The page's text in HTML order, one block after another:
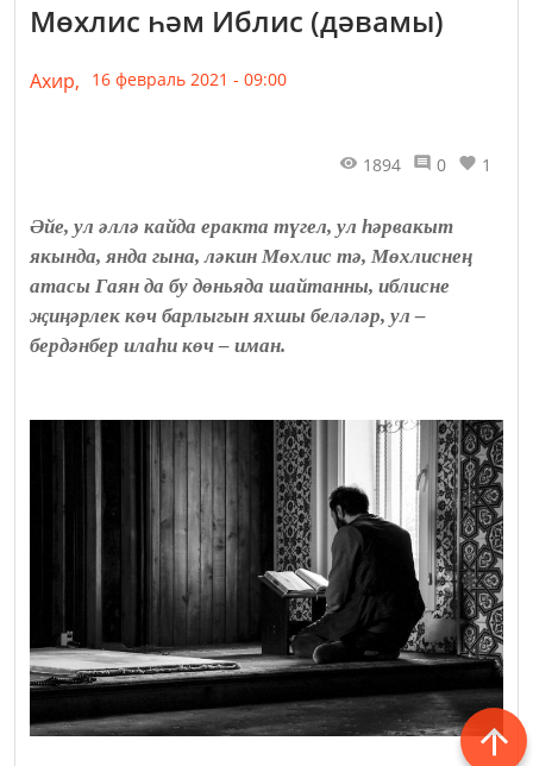
Мөхлис һәм Иблис (дәвамы)
Ахир, 16 февраль 2021 - 09:00
1894 0 1
Әйе, ул әллә кайда еракта түгел, ул һәрвакыт
якында, янда гына, ләкин Мөхлис тә, Мөхлиснең
атасы Гаян да бу дөньяда шайтанны, иблисне
җиңәрлек көч барлыгын яхшы беләләр, ул –
бердәнбер илаһи көч – иман.